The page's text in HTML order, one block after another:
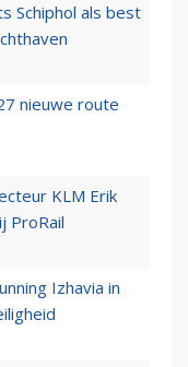
Schiphol als best
nieuwe route
KLM Erik
ProRail
Izhavia in